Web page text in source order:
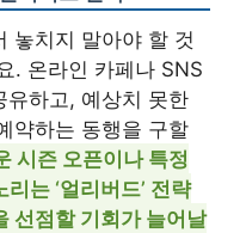
놓치지 말아야 할 것
. 온라인 카페나 SNS
유하고, 예상치 못한
약하는 동행을 구할
시즌 오픈이나 특정
는 ‘얼리버드’ 전략
선점할 기회가 늘어날